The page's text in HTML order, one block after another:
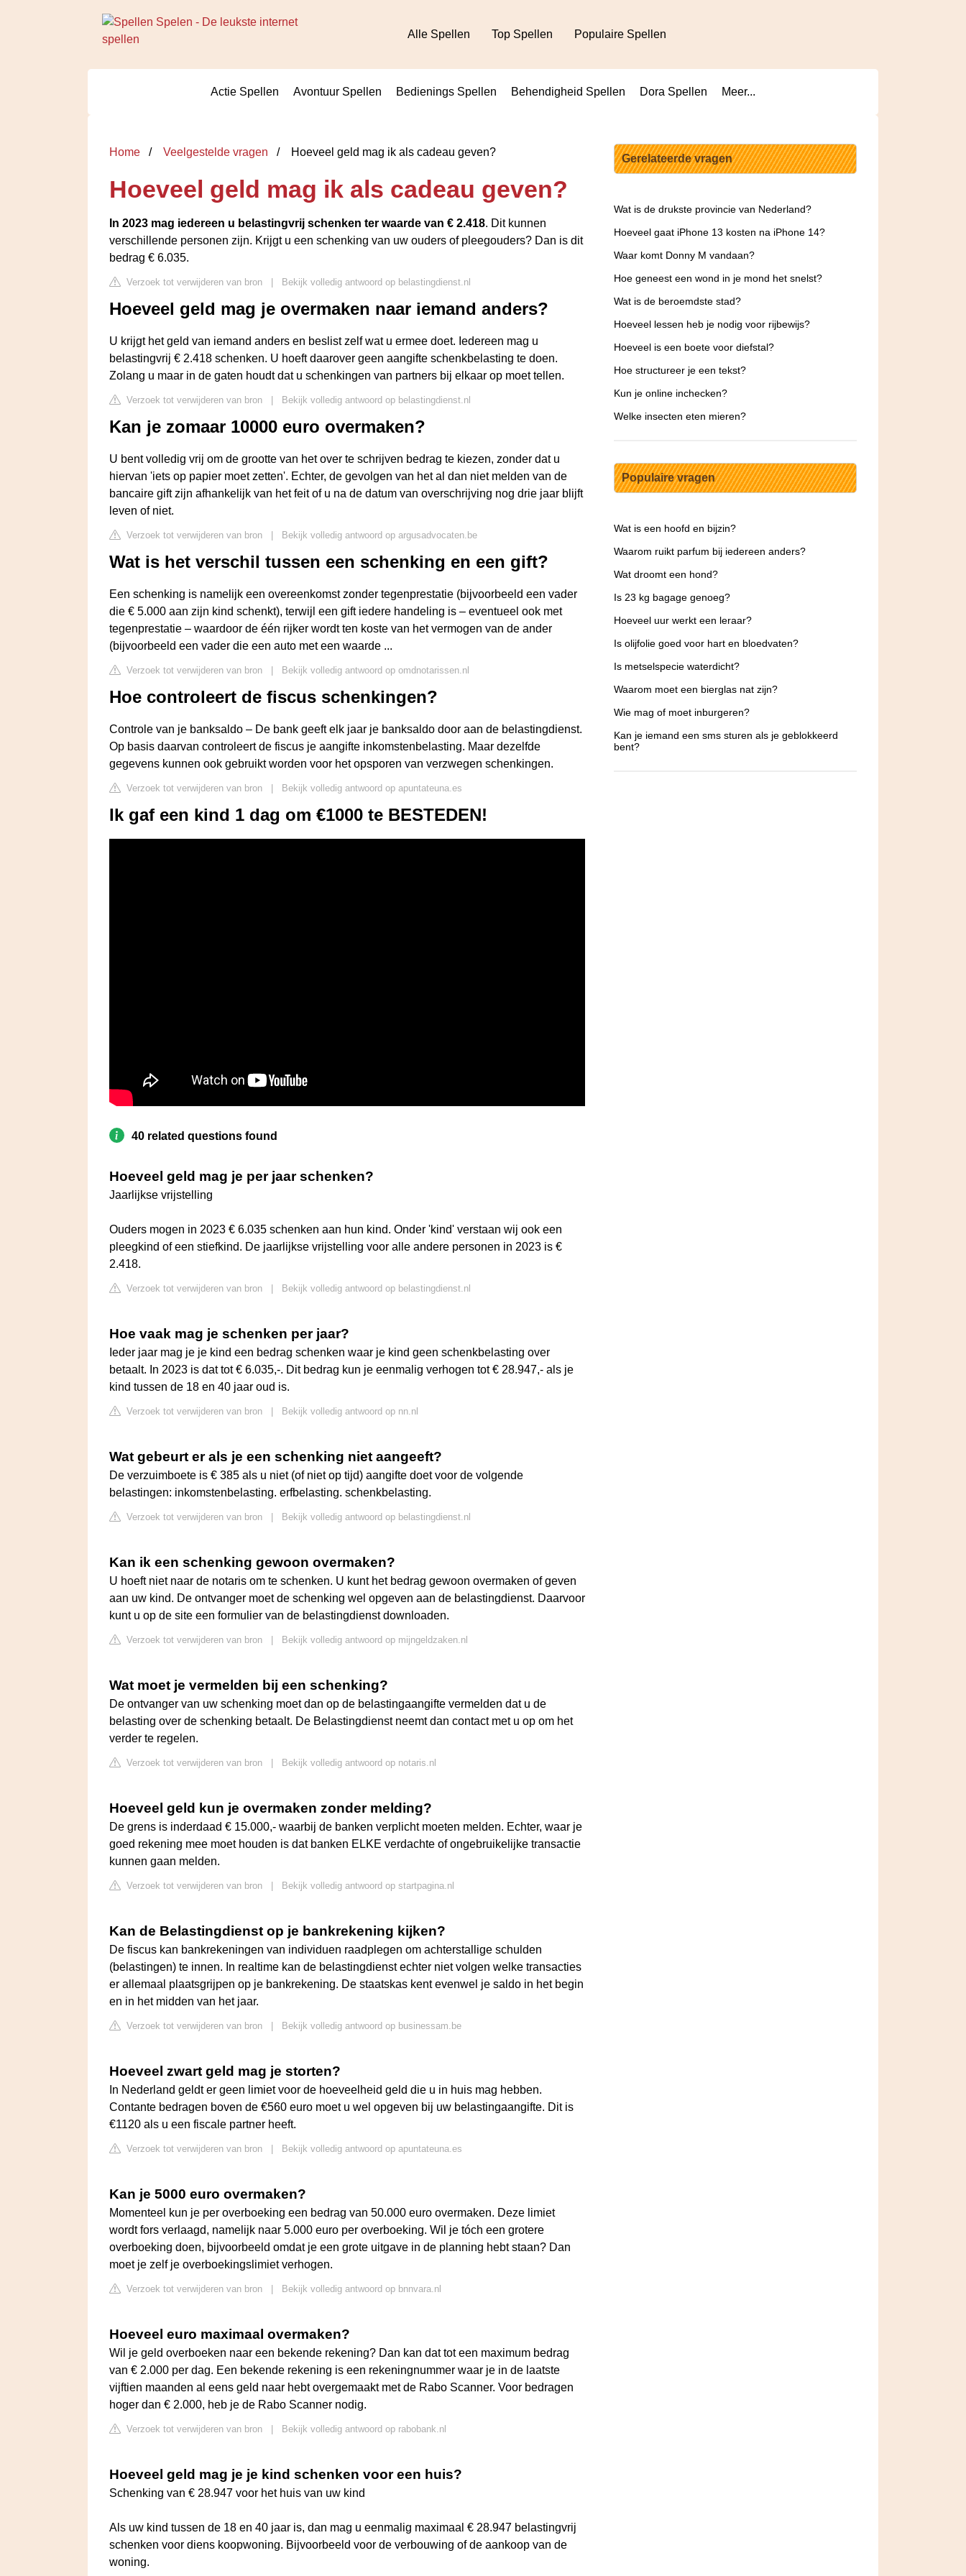
Alle Spellen Top Spellen Populaire Spellen
Actie Spellen Avontuur Spellen Bedienings Spellen Behendigheid Spellen Dora Spellen Meer...
Home Veelgestelde vragen Hoeveel geld mag ik als cadeau geven?
Hoeveel geld mag ik als cadeau geven?
In 2023 mag iedereen u belastingvrij schenken ter waarde van € 2.418. Dit kunnen
verschillende personen zijn. Krijgt u een schenking van uw ouders of pleegouders? Dan is dit
bedrag € 6.035.
Verzoek tot verwijderen van bron Bekijk volledig antwoord op belastingdienst.nl
Hoeveel geld mag je overmaken naar iemand anders?
U krijgt het geld van iemand anders en beslist zelf wat u ermee doet. Iedereen mag u
belastingvrij € 2.418 schenken. U hoeft daarover geen aangifte schenkbelasting te doen.
Zolang u maar in de gaten houdt dat u schenkingen van partners bij elkaar op moet tellen.
Verzoek tot verwijderen van bron Bekijk volledig antwoord op belastingdienst.nl
Kan je zomaar 10000 euro overmaken?
U bent volledig vrij om de grootte van het over te schrijven bedrag te kiezen, zonder dat u
hiervan 'iets op papier moet zetten'. Echter, de gevolgen van het al dan niet melden van de
bancaire gift zijn afhankelijk van het feit of u na de datum van overschrijving nog drie jaar blijft
leven of niet.
Verzoek tot verwijderen van bron Bekijk volledig antwoord op argusadvocaten.be
Wat is het verschil tussen een schenking en een gift?
Een schenking is namelijk een overeenkomst zonder tegenprestatie (bijvoorbeeld een vader
die € 5.000 aan zijn kind schenkt), terwijl een gift iedere handeling is – eventueel ook met
tegenprestatie – waardoor de één rijker wordt ten koste van het vermogen van de ander
(bijvoorbeeld een vader die een auto met een waarde ...
Verzoek tot verwijderen van bron Bekijk volledig antwoord op omdnotarissen.nl
Hoe controleert de fiscus schenkingen?
Controle van je banksaldo – De bank geeft elk jaar je banksaldo door aan de belastingdienst.
Op basis daarvan controleert de fiscus je aangifte inkomstenbelasting. Maar dezelfde
gegevens kunnen ook gebruikt worden voor het opsporen van verzwegen schenkingen.
Verzoek tot verwijderen van bron Bekijk volledig antwoord op apuntateuna.es
Ik gaf een kind 1 dag om €1000 te BESTEDEN!
40 related questions found
Hoeveel geld mag je per jaar schenken?
Jaarlijkse vrijstelling
Ouders mogen in 2023 € 6.035 schenken aan hun kind. Onder 'kind' verstaan wij ook een
pleegkind of een stiefkind. De jaarlijkse vrijstelling voor alle andere personen in 2023 is €
2.418.
Verzoek tot verwijderen van bron Bekijk volledig antwoord op belastingdienst.nl
Hoe vaak mag je schenken per jaar?
Ieder jaar mag je je kind een bedrag schenken waar je kind geen schenkbelasting over
betaalt. In 2023 is dat tot € 6.035,-. Dit bedrag kun je eenmalig verhogen tot € 28.947,- als je
kind tussen de 18 en 40 jaar oud is.
Verzoek tot verwijderen van bron Bekijk volledig antwoord op nn.nl
Wat gebeurt er als je een schenking niet aangeeft?
De verzuimboete is € 385 als u niet (of niet op tijd) aangifte doet voor de volgende
belastingen: inkomstenbelasting. erfbelasting. schenkbelasting.
Verzoek tot verwijderen van bron Bekijk volledig antwoord op belastingdienst.nl
Kan ik een schenking gewoon overmaken?
U hoeft niet naar de notaris om te schenken. U kunt het bedrag gewoon overmaken of geven
aan uw kind. De ontvanger moet de schenking wel opgeven aan de belastingdienst. Daarvoor
kunt u op de site een formulier van de belastingdienst downloaden.
Verzoek tot verwijderen van bron Bekijk volledig antwoord op mijngeldzaken.nl
Wat moet je vermelden bij een schenking?
De ontvanger van uw schenking moet dan op de belastingaangifte vermelden dat u de
belasting over de schenking betaalt. De Belastingdienst neemt dan contact met u op om het
verder te regelen.
Verzoek tot verwijderen van bron Bekijk volledig antwoord op notaris.nl
Hoeveel geld kun je overmaken zonder melding?
De grens is inderdaad € 15.000,- waarbij de banken verplicht moeten melden. Echter, waar je
goed rekening mee moet houden is dat banken ELKE verdachte of ongebruikelijke transactie
kunnen gaan melden.
Verzoek tot verwijderen van bron Bekijk volledig antwoord op startpagina.nl
Kan de Belastingdienst op je bankrekening kijken?
De fiscus kan bankrekeningen van individuen raadplegen om achterstallige schulden
(belastingen) te innen. In realtime kan de belastingdienst echter niet volgen welke transacties
er allemaal plaatsgrijpen op je bankrekening. De staatskas kent evenwel je saldo in het begin
en in het midden van het jaar.
Verzoek tot verwijderen van bron Bekijk volledig antwoord op businessam.be
Hoeveel zwart geld mag je storten?
In Nederland geldt er geen limiet voor de hoeveelheid geld die u in huis mag hebben.
Contante bedragen boven de €560 euro moet u wel opgeven bij uw belastingaangifte. Dit is
€1120 als u een fiscale partner heeft.
Verzoek tot verwijderen van bron Bekijk volledig antwoord op apuntateuna.es
Kan je 5000 euro overmaken?
Momenteel kun je per overboeking een bedrag van 50.000 euro overmaken. Deze limiet
wordt fors verlaagd, namelijk naar 5.000 euro per overboeking. Wil je tóch een grotere
overboeking doen, bijvoorbeeld omdat je een grote uitgave in de planning hebt staan? Dan
moet je zelf je overboekingslimiet verhogen.
Verzoek tot verwijderen van bron Bekijk volledig antwoord op bnnvara.nl
Hoeveel euro maximaal overmaken?
Wil je geld overboeken naar een bekende rekening? Dan kan dat tot een maximum bedrag
van € 2.000 per dag. Een bekende rekening is een rekeningnummer waar je in de laatste
vijftien maanden al eens geld naar hebt overgemaakt met de Rabo Scanner. Voor bedragen
hoger dan € 2.000, heb je de Rabo Scanner nodig.
Verzoek tot verwijderen van bron Bekijk volledig antwoord op rabobank.nl
Hoeveel geld mag je je kind schenken voor een huis?
Schenking van € 28.947 voor het huis van uw kind
Als uw kind tussen de 18 en 40 jaar is, dan mag u eenmalig maximaal € 28.947 belastingvrij
schenken voor diens koopwoning. Bijvoorbeeld voor de verbouwing of de aankoop van de
woning.
Gerelateerde vragen
Wat is de drukste provincie van Nederland?
Hoeveel gaat iPhone 13 kosten na iPhone 14?
Waar komt Donny M vandaan?
Hoe geneest een wond in je mond het snelst?
Wat is de beroemdste stad?
Hoeveel lessen heb je nodig voor rijbewijs?
Hoeveel is een boete voor diefstal?
Hoe structureer je een tekst?
Kun je online inchecken?
Welke insecten eten mieren?
Populaire vragen
Wat is een hoofd en bijzin?
Waarom ruikt parfum bij iedereen anders?
Wat droomt een hond?
Is 23 kg bagage genoeg?
Hoeveel uur werkt een leraar?
Is olijfolie goed voor hart en bloedvaten?
Is metselspecie waterdicht?
Waarom moet een bierglas nat zijn?
Wie mag of moet inburgeren?
Kan je iemand een sms sturen als je geblokkeerd
bent?